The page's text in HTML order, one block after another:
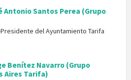
Antonio Santos Perea (Grupo
del Ayuntamiento Tarifa
Benítez Navarro (Grupo
Aires Tarifa)